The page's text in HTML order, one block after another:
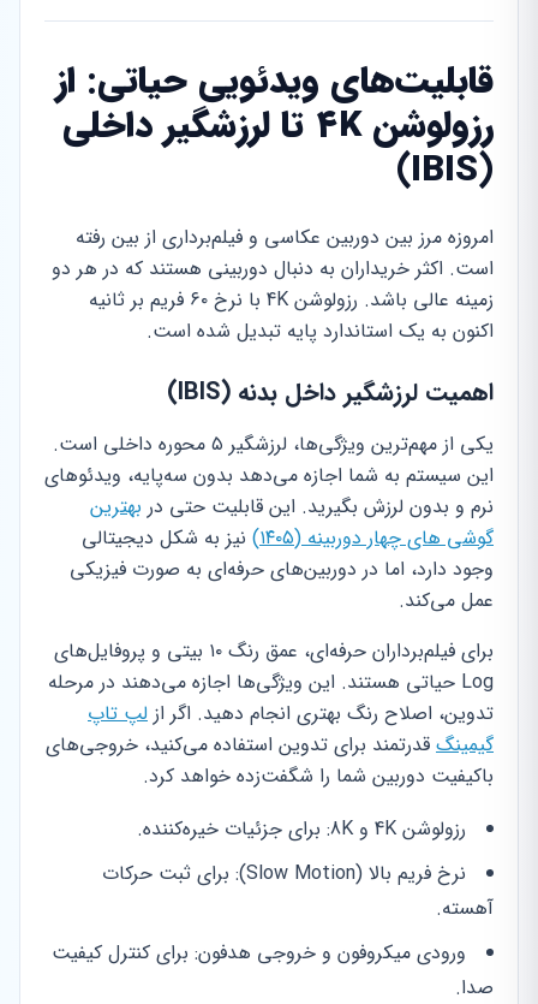
قابلیت‌های ویدئویی حیاتی: از
رزولوشن 4K تا لرزشگیر داخلی
(IBIS)
امروزه مرز بین دوربین عکاسی و فیلم‌برداری از بین رفته
است. اکثر خریداران به دنبال دوربینی هستند که در هر دو
زمینه عالی باشد. رزولوشن 4K با نرخ ۶۰ فریم بر ثانیه
اکنون به یک استاندارد پایه تبدیل شده است.
اهمیت لرزشگیر داخل بدنه (IBIS)
یکی از مهم‌ترین ویژگی‌ها، لرزشگیر ۵ محوره داخلی است.
این سیستم به شما اجازه می‌دهد بدون سه‌پایه، ویدئوهای
نرم و بدون لرزش بگیرید. این قابلیت حتی در بهترین
گوشی های چهار دوربینه (۱۴۰۵)
نیز به شکل دیجیتالی
وجود دارد، اما در دوربین‌های حرفه‌ای به صورت فیزیکی
عمل می‌کند.
برای فیلم‌برداران حرفه‌ای، عمق رنگ ۱۰ بیتی و پروفایل‌های
Log حیاتی هستند. این ویژگی‌ها اجازه می‌دهند در مرحله
تدوین، اصلاح رنگ بهتری انجام دهید. اگر از لپ تاپ
گیمینگ قدرتمند برای تدوین استفاده می‌کنید، خروجی‌های
باکیفیت دوربین شما را شگفت‌زده خواهد کرد.
رزولوشن 4K و 8K: برای جزئیات خیره‌کننده.
نرخ فریم بالا (Slow Motion): برای ثبت حرکات
آهسته.
ورودی میکروفون و خروجی هدفون: برای کنترل کیفیت
صدا.